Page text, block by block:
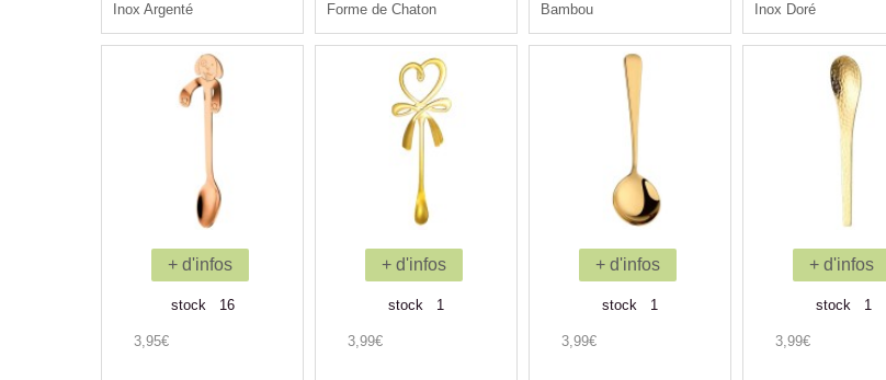
Inox Argenté
Forme de Chaton
Bambou
Inox Doré
+ d'infos
stock 16
3,95€
+ d'infos
stock 1
3,99€
+ d'infos
stock 1
3,99€
+ d'infos
stock 1
3,99€